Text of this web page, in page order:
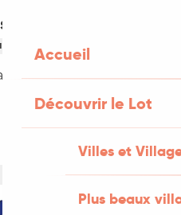
Accueil
Découvrir le Lot
Villes et
Plus beaux
Marnhac